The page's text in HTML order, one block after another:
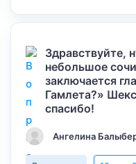
Здравствуйте,
небольшое
заключается
Гамлета?»
спасибо!
Ангелина